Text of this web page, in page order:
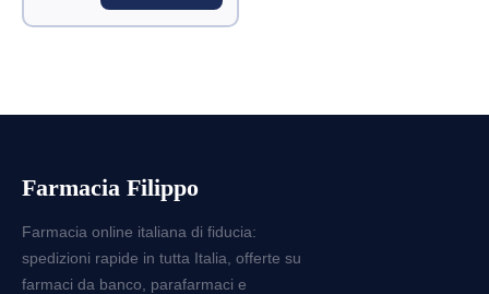
Farmacia Filippo
Farmacia online italiana di fiducia:
spedizioni rapide in tutta Italia, offerte su
farmaci da banco, parafarmaci e